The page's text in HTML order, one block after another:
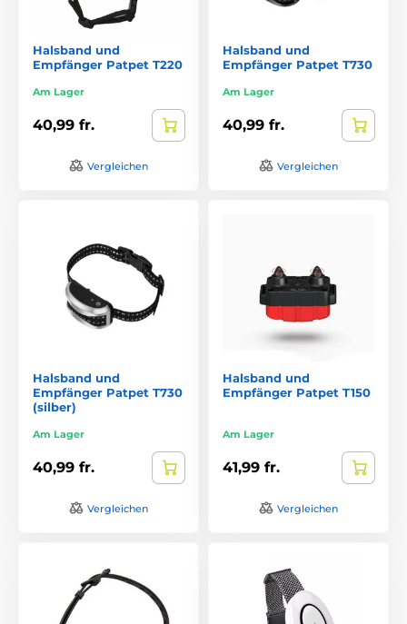
Halsband und
Empfänger Patpet T220
Am Lager
40,99 fr.
Vergleichen
Halsband und
Empfänger Patpet T730
Am Lager
40,99 fr.
Vergleichen
Halsband und
Empfänger Patpet T730
(silber)
Am Lager
40,99 fr.
Vergleichen
Halsband und
Empfänger Patpet T150
Am Lager
41,99 fr.
Vergleichen